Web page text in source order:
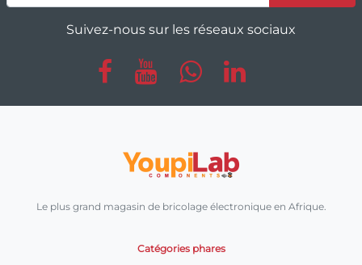
Suivez-nous sur les réseaux sociaux
Le plus grand magasin de bricolage électronique en Afrique.
Catégories phares